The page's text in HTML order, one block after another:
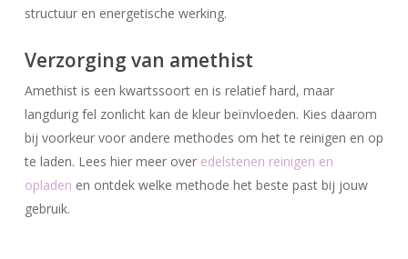
structuur en energetische werking.
Verzorging van amethist
Amethist is een kwartssoort en is relatief hard, maar
langdurig fel zonlicht kan de kleur beïnvloeden. Kies daarom
bij voorkeur voor andere methodes om het te reinigen en op
te laden. Lees hier meer over edelstenen reinigen en
opladen en ontdek welke methode het beste past bij jouw
gebruik.